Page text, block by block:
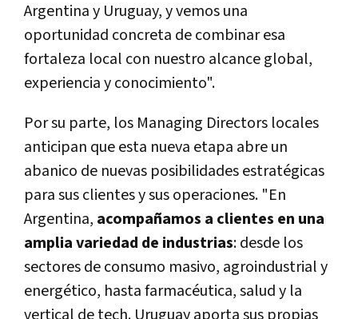
Argentina y Uruguay, y vemos una
oportunidad concreta de combinar esa
fortaleza local con nuestro alcance global,
experiencia y conocimiento".
Por su parte, los Managing Directors locales
anticipan que esta nueva etapa abre un
abanico de nuevas posibilidades estratégicas
para sus clientes y sus operaciones. "En
Argentina, acompañamos a clientes en una
amplia variedad de industrias: desde los
sectores de consumo masivo, agroindustrial y
energético, hasta farmacéutica, salud y la